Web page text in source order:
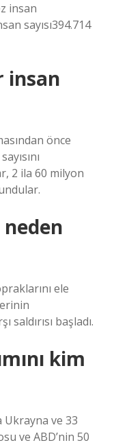
insan
sayısı394.714
insan
önce
2 ila 60 milyon
neden
ele
saldırısı başladı.
kim
Ukrayna ve 33
ve ABD’nin 50